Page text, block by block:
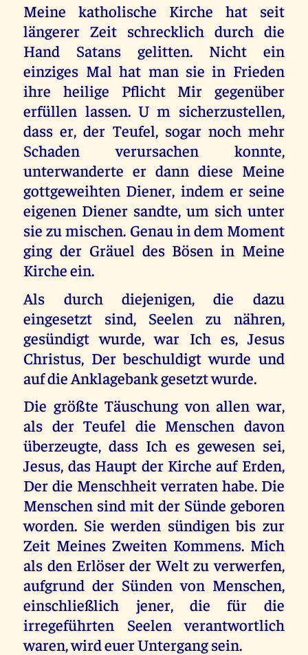
Meine katholische Kirche hat seit
längerer Zeit schrecklich durch die
Hand Satans gelitten. Nicht ein
einziges Mal hat man sie in Frieden
ihre heilige Pflicht Mir gegenüber
erfüllen lassen. U m sicherzustellen,
dass er, der Teufel, sogar noch mehr
Schaden verursachen konnte,
unterwanderte er dann diese Meine
gottgeweihten Diener, indem er seine
eigenen Diener sandte, um sich unter
sie zu mischen. Genau in dem Moment
ging der Gräuel des Bösen in Meine
Kirche ein.
Als durch diejenigen, die dazu
eingesetzt sind, Seelen zu nähren,
gesündigt wurde, war Ich es, Jesus
Christus, Der beschuldigt wurde und
auf die Anklagebank gesetzt wurde.
Die größte Täuschung von allen war,
als der Teufel die Menschen davon
überzeugte, dass Ich es gewesen sei,
Jesus, das Haupt der Kirche auf Erden,
Der die Menschheit verraten habe. Die
Menschen sind mit der Sünde geboren
worden. Sie werden sündigen bis zur
Zeit Meines Zweiten Kommens. Mich
als den Erlöser der Welt zu verwerfen,
aufgrund der Sünden von Menschen,
einschließlich jener, die für die
irregeführten Seelen verantwortlich
waren, wird euer Untergang sein.